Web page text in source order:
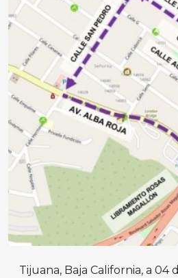
Tijuana, Baja California, a 04